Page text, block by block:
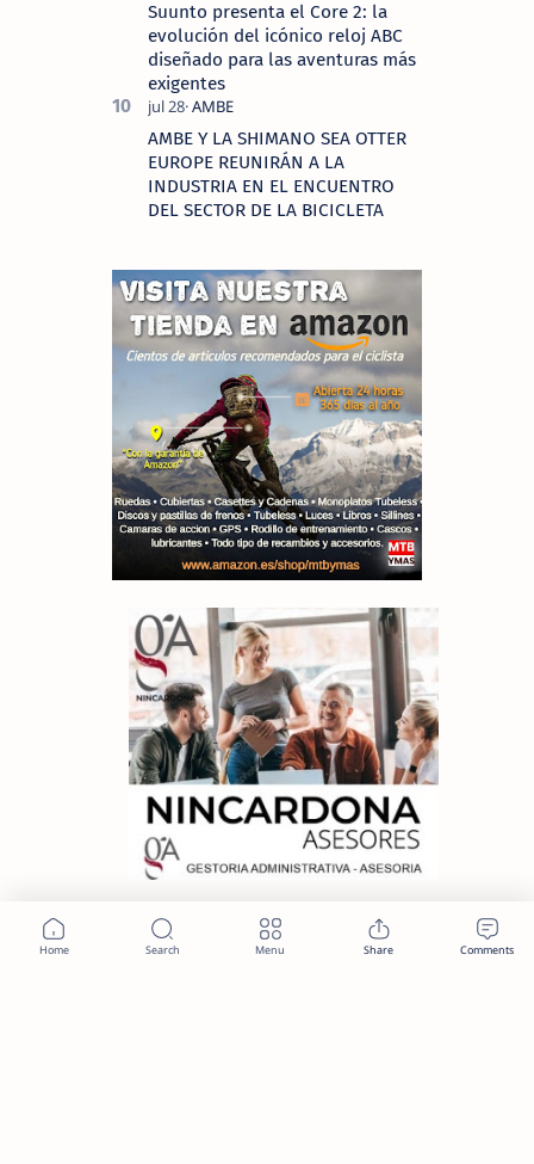
Suunto presenta el Core 2: la
evolución del icónico reloj ABC
diseñado para las aventuras más
exigentes
AMBE Y LA SHIMANO SEA OTTER
EUROPE REUNIRÁN A LA
INDUSTRIA EN EL ENCUENTRO
DEL SECTOR DE LA BICICLETA
Disclaimer Privacy